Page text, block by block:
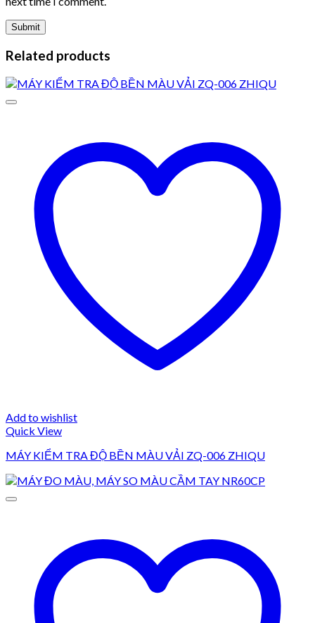
Related products
Add to wishlist
Quick View
MÁY KIỂM TRA ĐỘ BỀN MÀU VẢI ZQ-006 ZHIQU